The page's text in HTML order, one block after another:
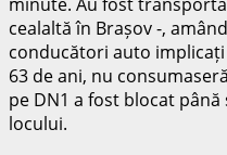
cealaltă în Brașov -,
conducători auto
63 de ani, nu
pe DN1 a fost blocat
locului.